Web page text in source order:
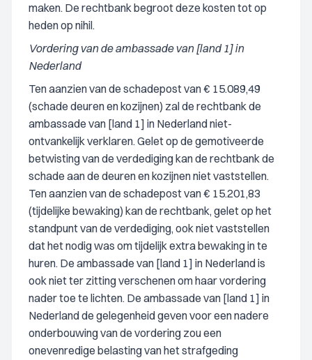
maken. De rechtbank begroot deze kosten tot op
heden op nihil.
Vordering van de ambassade van [land 1] in
Nederland
Ten aanzien van de schadepost van € 15.089,49
(schade deuren en kozijnen) zal de rechtbank de
ambassade van [land 1] in Nederland niet-
ontvankelijk verklaren. Gelet op de gemotiveerde
betwisting van de verdediging kan de rechtbank de
schade aan de deuren en kozijnen niet vaststellen.
Ten aanzien van de schadepost van € 15.201,83
(tijdelijke bewaking) kan de rechtbank, gelet op het
standpunt van de verdediging, ook niet vaststellen
dat het nodig was om tijdelijk extra bewaking in te
huren. De ambassade van [land 1] in Nederland is
ook niet ter zitting verschenen om haar vordering
nader toe te lichten. De ambassade van [land 1] in
Nederland de gelegenheid geven voor een nadere
onderbouwing van de vordering zou een
onevenredige belasting van het strafgeding